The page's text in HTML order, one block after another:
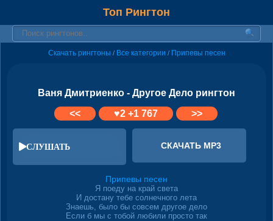
Топ Рингтон
Скачать рингтоны / Все категории / Припевы песен
Ваня Дмитриенко - Другое Дело рингтон
<<
♥2 +1 767 >>
СЛУШАТЬ СКАЧАТЬ MP3
Припевы песен
Я поеду на край света
И достану тебе солнечного лета
Знаешь, было бы совсем другое дело
Если б мы с тобой любили просто так